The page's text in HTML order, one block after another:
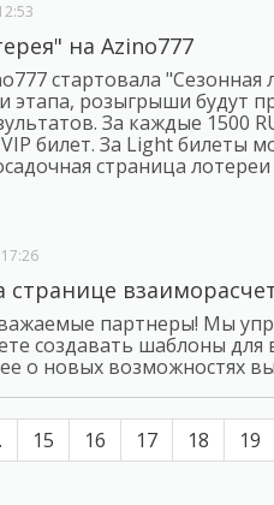
на Azino777
стартовала
этапа, розыгрыши будут
За каждые 1500
билет. За Light билеты
страница
странице
партнеры! Мы
создавать шаблоны для
о новых возможностях
15 16 17 18 19